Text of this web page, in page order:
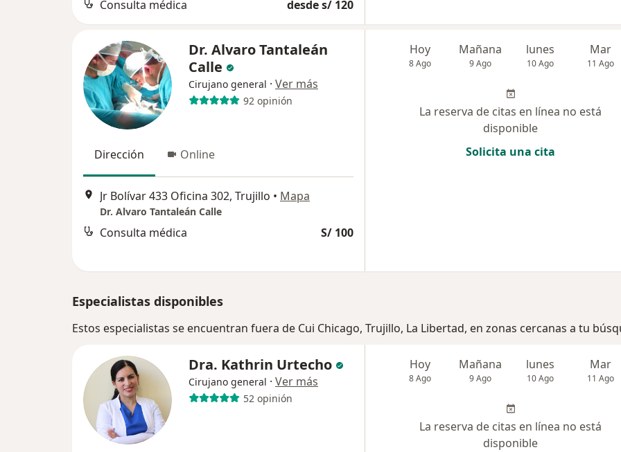
Consulta médica desde s/ 120
Dr. Alvaro Tantaleán
Calle
Cirujano general · Ver más
92 opinión
Dirección Online
Jr Bolívar 433 Oficina 302, Trujillo • Mapa
Dr. Alvaro Tantaleán Calle
Consulta médica S/ 100
Hoy
8 Ago
Mañana
9 Ago
lunes
10 Ago
Mar
11 Ago
La reserva de citas en línea no está
disponible
Solicita una cita
Especialistas disponibles
Estos especialistas se encuentran fuera de Cui Chicago, Trujillo, La Libertad, en zonas cercanas a tu
Dra. Kathrin Urtecho
Cirujano general · Ver más
52 opinión
Hoy
8 Ago
Mañana
9 Ago
lunes
10 Ago
Mar
11 Ago
La reserva de citas en línea no está
disponible